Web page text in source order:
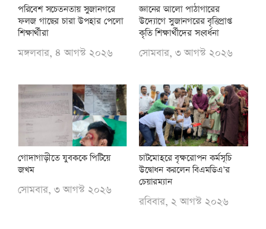
পরিবেশ সচেতনতায় সুজানগরে
ফলজ গাছের চারা উপহার পেলো
শিক্ষার্থীরা
মঙ্গলবার, ৪ আগস্ট ২০২৬
জ্ঞানের আলো পাঠাগারের
উদ্যোগে সুজানগরের বৃত্তিপ্রাপ্ত
কৃতি শিক্ষার্থীদের সংবর্ধনা
সোমবার, ৩ আগস্ট ২০২৬
গোদাগাড়ীতে যুবককে পিটিয়ে
জখম
সোমবার, ৩ আগস্ট ২০২৬
চাটমোহরে বৃক্ষরোপন কর্মসূচি
উদ্বোধন করলেন বিএমডিএ’র
চেয়ারম্যান
রবিবার, ২ আগস্ট ২০২৬